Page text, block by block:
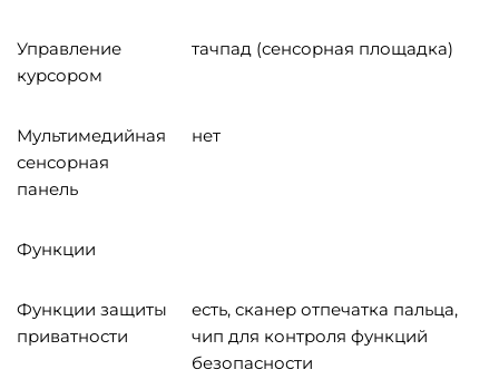
Управление
курсором
тачпад (сенсорная площадка)
Мультимедийная
сенсорная
панель
нет
Функции
Функции защиты
приватности
есть, сканер отпечатка пальца,
чип для контроля функций
безопасности